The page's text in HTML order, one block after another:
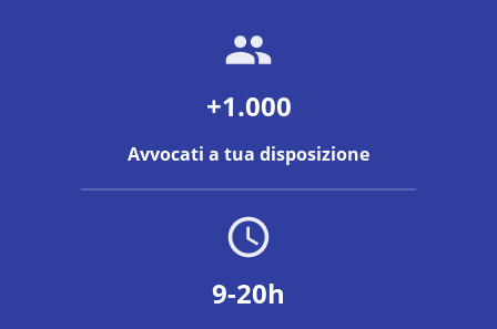
+1.000
Avvocati a tua disposizione
9-20h